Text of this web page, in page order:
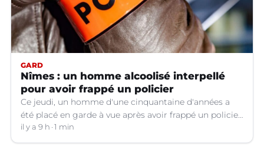
GARD
Nîmes : un homme alcoolisé interpellé
pour avoir frappé un policier
Ce jeudi, un homme d'une cinquantaine d'années a
été placé en garde à vue après avoir frappé un policier
hors service à Nîmes (Gard).
il y a 9 h 1 min